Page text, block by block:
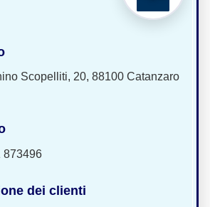
Scopelliti, 20, 88100 Catanzaro
873496
dei clienti